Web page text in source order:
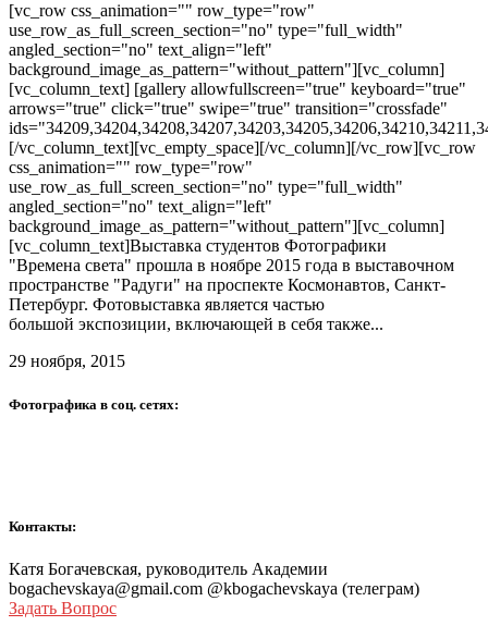
[vc_row css_animation="" row_type="row"
use_row_as_full_screen_section="no" type="full_width"
angled_section="no" text_align="left"
background_image_as_pattern="without_pattern"][vc_column]
[vc_column_text] [gallery allowfullscreen="true" keyboard="true"
arrows="true" click="true" swipe="true" transition="crossfade"
[/vc_column_text][vc_empty_space][/vc_column][/vc_row][vc_row
css_animation="" row_type="row"
use_row_as_full_screen_section="no" type="full_width"
angled_section="no" text_align="left"
background_image_as_pattern="without_pattern"][vc_column]
[vc_column_text]Выставка студентов Фотографики
"Времена света" прошла в ноябре 2015 года в выставочном
пространстве "Радуги" на проспекте Космонавтов, Санкт-
Петербург. Фотовыставка является частью
большой экспозиции, включающей в себя также...
29 ноября, 2015
Фотографика в соц. сетях:
Контакты:
Катя Богачевская, руководитель Академии
bogachevskaya@gmail.com @kbogachevskaya (телеграм)
Задать Вопрос